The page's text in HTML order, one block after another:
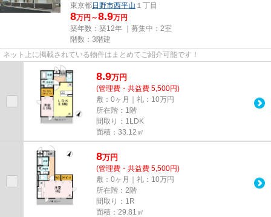
東京都日野市西平山 １丁目
8万円～8.9万円
築年数：築12年 ｜募集中： 2室
階数：3階建
ネット上に掲載されている物件はまとめてご紹介可能です！
8.9万円
(管理費・共益費 5,500円)
敷：0ヶ月｜礼：10万円
所在階：1階
間取り：1LDK
面積：33.12㎡
8万円
(管理費・共益費 5,500円)
敷：0ヶ月｜礼：10万円
所在階：2階
間取り：1R
面積：29.81㎡